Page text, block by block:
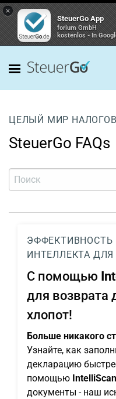
×
SteuerGo App
forium GmbH
kostenlos - In
ЦЕЛЫЙ МИР
SteuerGo FAQs
ЭФФЕКТИВНОСТЬ
ИНТЕЛЛЕКТА
С помощью
для возврата
хлопот!
Больше никакого
Узнайте, как
декларацию
помощью IntelliScan
документы - наш